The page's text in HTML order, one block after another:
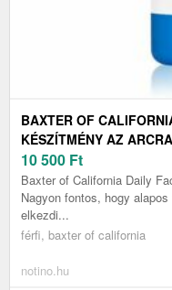
BAXTER OF
KÉSZÍTMÉNY AZ
10 500 Ft
Baxter of California Daily
Nagyon fontos, hogy
elkezdi...
férfi, baxter of california
notino.hu